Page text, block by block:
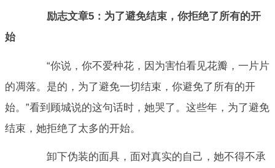
励志文章5：为了避免结束，你拒绝了所有的开
始
“你说，你不爱种花，因为害怕看见花瓣，一片片
的凋落。是的，为了避免一切结束，你避免了所有的开
始。”看到顾城说的这句话时，她哭了。这些年，为了避免
结束，她拒绝了太多的开始。
卸下伪装的面具，面对真实的自己，她不得不承